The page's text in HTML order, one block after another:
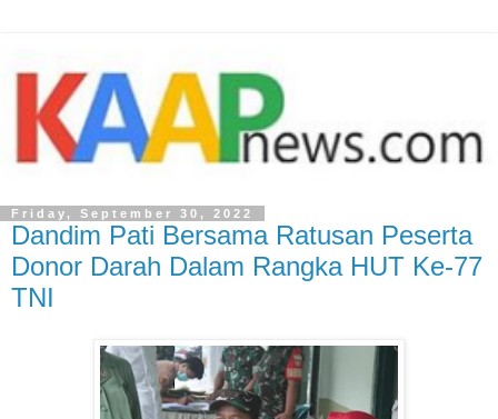
Friday, September 30, 2022
Dandim Pati Bersama Ratusan Peserta
Donor Darah Dalam Rangka HUT Ke-77
TNI